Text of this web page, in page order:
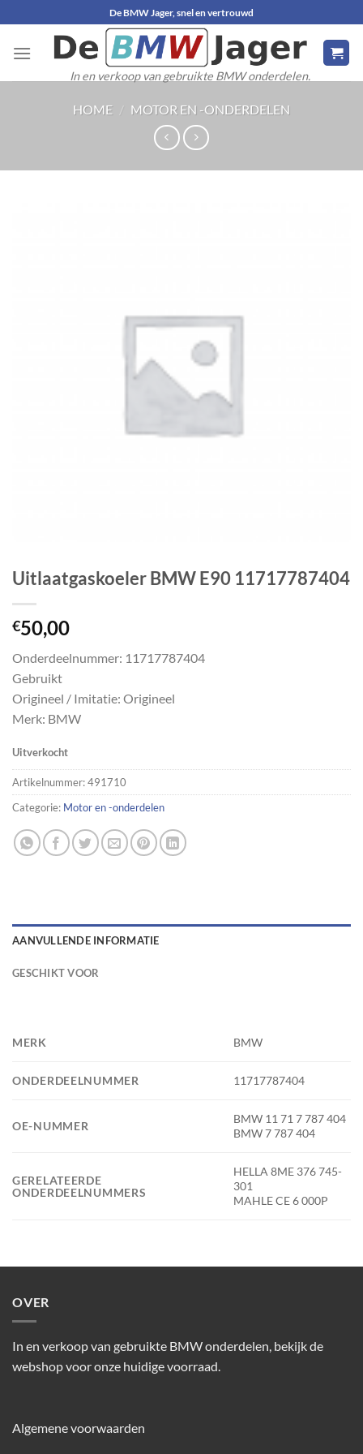
naar
inhoud
De BMW Jager, snel en vertrouwd
In en verkoop van gebruikte BMW onderdelen.
HOME / MOTOR EN -ONDERDELEN
Uitlaatgaskoeler BMW E90 11717787404
€50,00
Onderdeelnummer: 11717787404
Gebruikt
Origineel / Imitatie: Origineel
Merk: BMW
Uitverkocht
Artikelnummer:491710
Categorie: Motor en -onderdelen
AANVULLENDE INFORMATIE
GESCHIKT VOOR
MERK BMW
ONDERDEELNUMMER 11717787404
OE-NUMMER
BMW 11 71 7 787 404
BMW 7 787 404
GERELATEERDE
ONDERDEELNUMMERS
HELLA 8ME 376 745-
301
MAHLE CE 6 000P
OVER
In en verkoop van gebruikte BMW onderdelen, bekijk de
webshop voor onze huidige voorraad.
Algemene voorwaarden